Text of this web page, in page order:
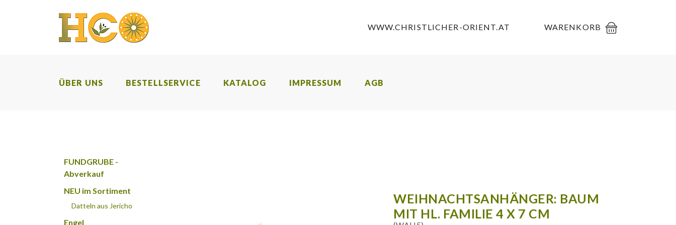
WWW.CHRISTLICHER-ORIENT.AT WARENKORB
ÜBER UNS BESTELLSERVICE KATALOG IMPRESSUM AGB
FUNDGRUBE -
Abverkauf
NEU im Sortiment
Datteln aus Jericho
Engel
WEIHNACHTSANHÄNGER: BAUM
MIT HL. FAMILIE 4 X 7 CM